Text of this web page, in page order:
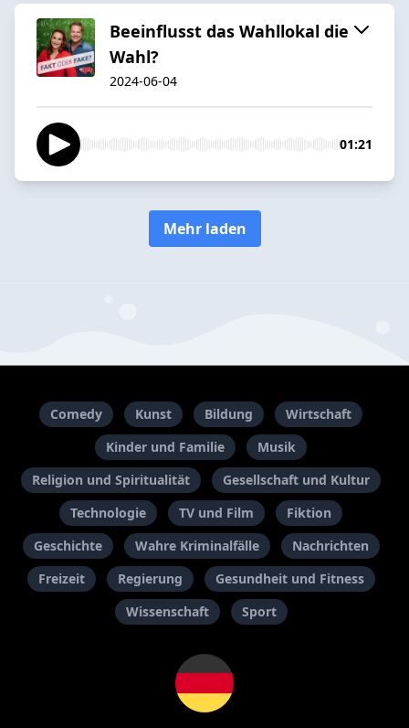
Beeinflusst das Wahllokal die
Wahl?
2024-06-04
01:21
Mehr laden
Comedy Kunst Bildung
Wirtschaft
Kinder und Familie
Musik
Religion und Spiritualität
Gesellschaft und Kultur
Technologie
TV und Film
Fiktion
Geschichte
Wahre Kriminalfälle
Nachrichten
Freizeit
Regierung
Gesundheit und Fitness
Wissenschaft
Sport